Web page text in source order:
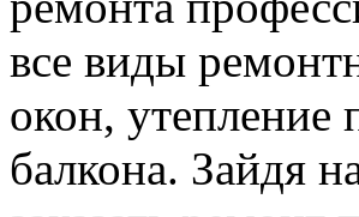
все виды
окон, утепление
балкона. Зайдя